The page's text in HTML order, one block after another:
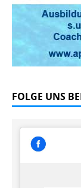
FOLGE UNS